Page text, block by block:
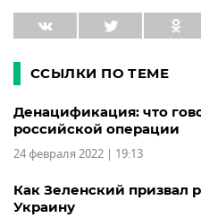
ССЫЛКИ ПО ТЕМЕ
Денацификация: что
российской операции
24 февраля 2022 | 19:13
Как Зеленский призвал
Украину